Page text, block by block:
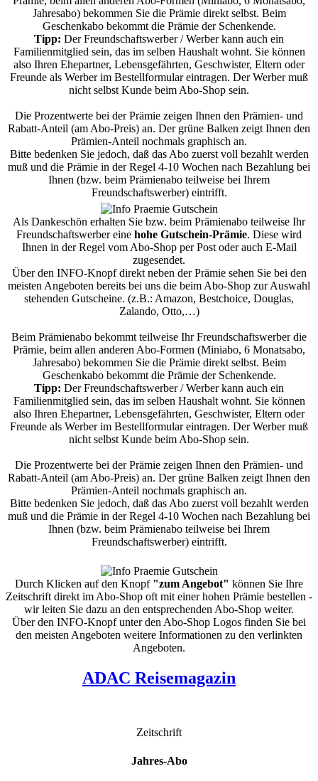
Jahresabo) bekommen Sie die Prämie direkt selbst. Beim
Geschenkabo bekommt die Prämie der Schenkende.
Tipp: Der Freundschaftswerber / Werber kann auch ein
Familienmitglied sein, das im selben Haushalt wohnt. Sie können
also Ihren Ehepartner, Lebensgefährten, Geschwister, Eltern oder
Freunde als Werber im Bestellformular eintragen. Der Werber muß
nicht selbst Kunde beim Abo-Shop sein.
Die Prozentwerte bei der Prämie zeigen Ihnen den Prämien- und
Rabatt-Anteil (am Abo-Preis) an. Der grüne Balken zeigt Ihnen den
Prämien-Anteil nochmals graphisch an.
Bitte bedenken Sie jedoch, daß das Abo zuerst voll bezahlt werden
muß und die Prämie in der Regel 4-10 Wochen nach Bezahlung bei
Ihnen (bzw. beim Prämienabo teilweise bei Ihrem
Freundschaftswerber) eintrifft.
Als Dankeschön erhalten Sie bzw. beim Prämienabo teilweise Ihr
Freundschaftswerber eine hohe Gutschein-Prämie. Diese wird
Ihnen in der Regel vom Abo-Shop per Post oder auch E-Mail
zugesendet.
Über den INFO-Knopf direkt neben der Prämie sehen Sie bei den
meisten Angeboten bereits bei uns die beim Abo-Shop zur Auswahl
stehenden Gutscheine. (z.B.: Amazon, Bestchoice, Douglas,
Zalando, Otto,…)
Beim Prämienabo bekommt teilweise Ihr Freundschaftswerber die
Prämie, beim allen anderen Abo-Formen (Miniabo, 6 Monatsabo,
Jahresabo) bekommen Sie die Prämie direkt selbst. Beim
Geschenkabo bekommt die Prämie der Schenkende.
Tipp: Der Freundschaftswerber / Werber kann auch ein
Familienmitglied sein, das im selben Haushalt wohnt. Sie können
also Ihren Ehepartner, Lebensgefährten, Geschwister, Eltern oder
Freunde als Werber im Bestellformular eintragen. Der Werber muß
nicht selbst Kunde beim Abo-Shop sein.
Die Prozentwerte bei der Prämie zeigen Ihnen den Prämien- und
Rabatt-Anteil (am Abo-Preis) an. Der grüne Balken zeigt Ihnen den
Prämien-Anteil nochmals graphisch an.
Bitte bedenken Sie jedoch, daß das Abo zuerst voll bezahlt werden
muß und die Prämie in der Regel 4-10 Wochen nach Bezahlung bei
Ihnen (bzw. beim Prämienabo teilweise bei Ihrem
Freundschaftswerber) eintrifft.
Durch Klicken auf den Knopf "zum Angebot" können Sie Ihre
Zeitschrift direkt im Abo-Shop oft mit einer hohen Prämie bestellen -
wir leiten Sie dazu an den entsprechenden Abo-Shop weiter.
Über den INFO-Knopf unter den Abo-Shop Logos finden Sie bei
den meisten Angeboten weitere Informationen zu den verlinkten
Angeboten.
ADAC Reisemagazin
Zeitschrift
Jahres-Abo